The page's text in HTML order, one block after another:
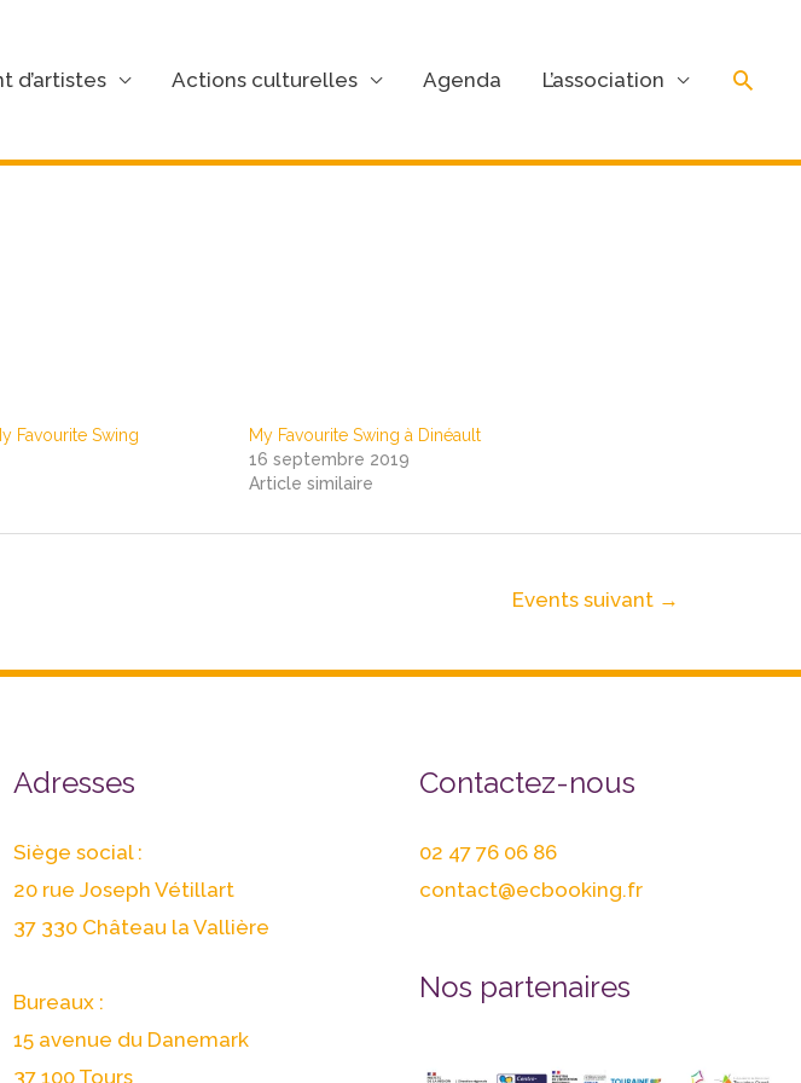
d’artistes Actions culturelles Agenda L’association
Favourite Swing
My Favourite Swing à Dinéault
16 septembre 2019
Article similaire
Events suivant →
Adresses
Siège social :
20 rue Joseph Vétillart
37 330 Château la Vallière
Bureaux :
15 avenue du Danemark
37 100 Tours
Contactez-nous
02 47 76 06 86
contact@ecbooking.fr
Nos partenaires